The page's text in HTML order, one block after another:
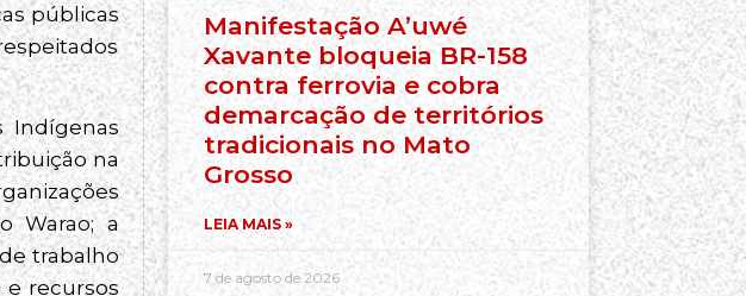
públicas
Indígenas
na
Warao; a
trabalho
e recursos
Manifestação A’uwé
Xavante bloqueia BR-158
contra ferrovia e cobra
demarcação de territórios
tradicionais no Mato
Grosso
LEIA MAIS »
7 de agosto de 2026